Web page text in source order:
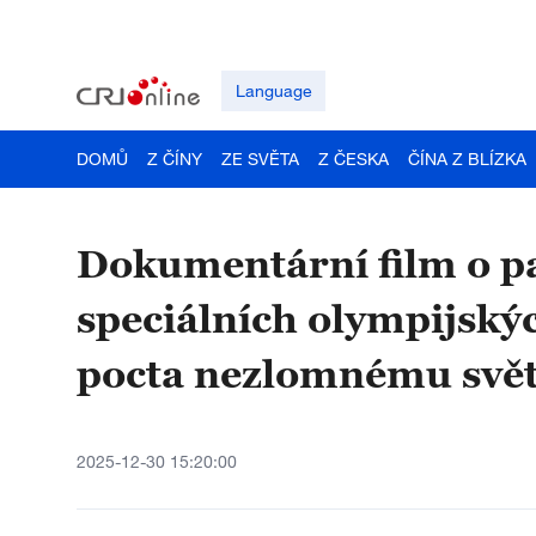
Language
DOMŮ Z ČÍNY ZE SVĚTA Z ČESKA ČÍNA Z BLÍZKA
Dokumentární film o
speciálních
pocta nezlomnému
2025-12-30 15:20:00